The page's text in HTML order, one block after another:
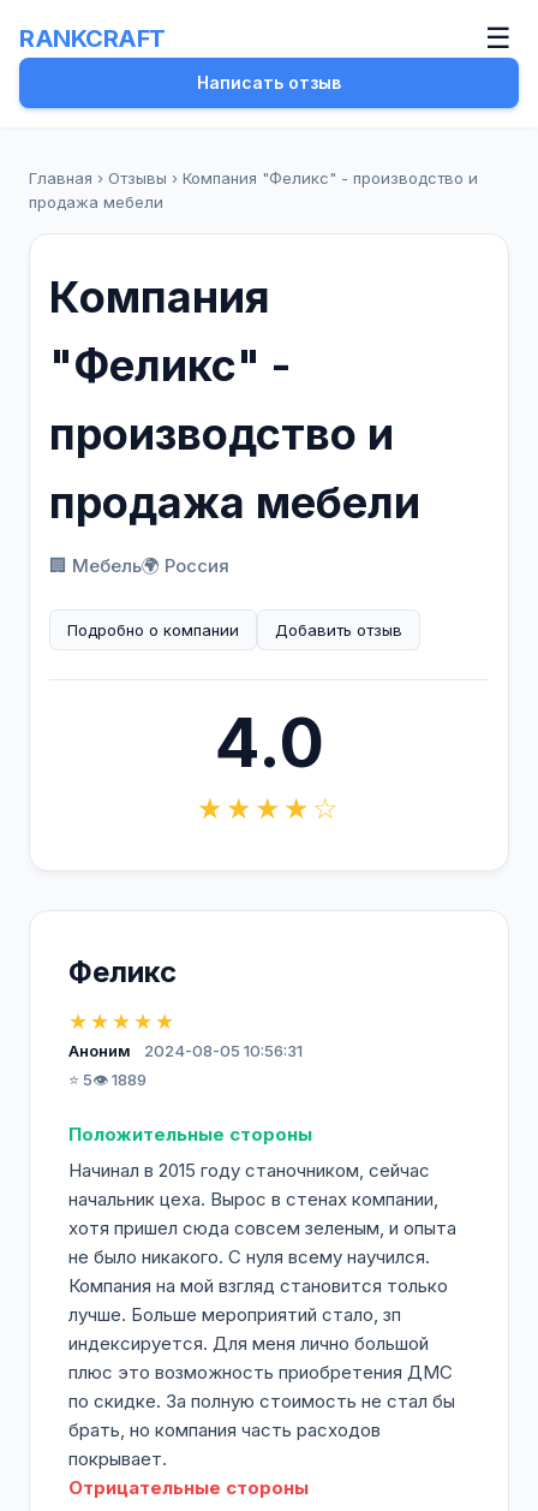
RANKCRAFT ☰
Написать отзыв
Главная › Отзывы › Компания "Феликс" - производство и
продажа мебели
Компания
"Феликс" -
производство и
продажа мебели
🏢 Мебель🌍 Россия
Подробно о компании Добавить отзыв
4.0
★★★★☆
Феликс
★★★★★
Аноним
2024-08-05 10:56:31
⭐ 5👁️ 1889
Положительные стороны
Начинал в 2015 году станочником, сейчас
начальник цеха. Вырос в стенах компании,
хотя пришел сюда совсем зеленым, и опыта
не было никакого. С нуля всему научился.
Компания на мой взгляд становится только
лучше. Больше мероприятий стало, зп
индексируется. Для меня лично большой
плюс это возможность приобретения ДМС
по скидке. За полную стоимость не стал бы
брать, но компания часть расходов
покрывает.
Отрицательные стороны